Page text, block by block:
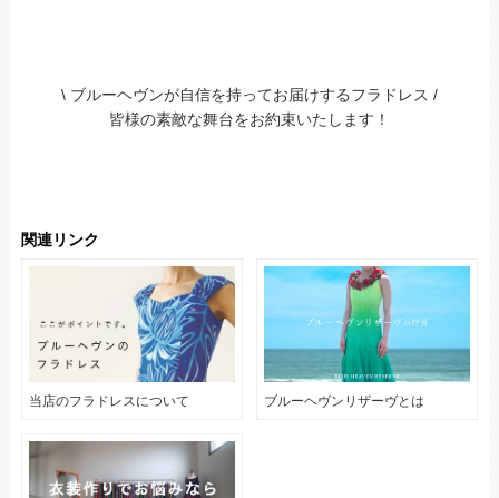
\ ブルーヘヴンが自信を持ってお届けするフラドレス /
皆様の素敵な舞台をお約束いたします！
関連リンク
当店のフラドレスについて ブルーヘヴンリザーヴとは